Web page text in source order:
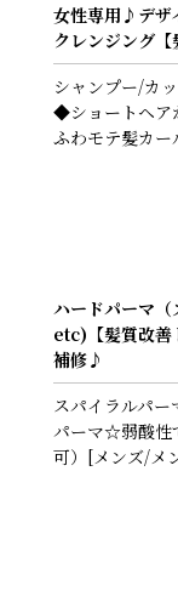
女性専用♪デザ
クレンジング【
シャンプー/カ
◆ショートヘア
ふわモテ髪カ
ハードパーマ（
etc)【髪質改善
補修♪
スパイラルパー
パーマ☆弱酸性
可）[メンズ/メ